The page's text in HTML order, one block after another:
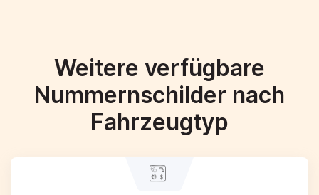
Weitere verfügbare
Nummernschilder nach
Fahrzeugtyp